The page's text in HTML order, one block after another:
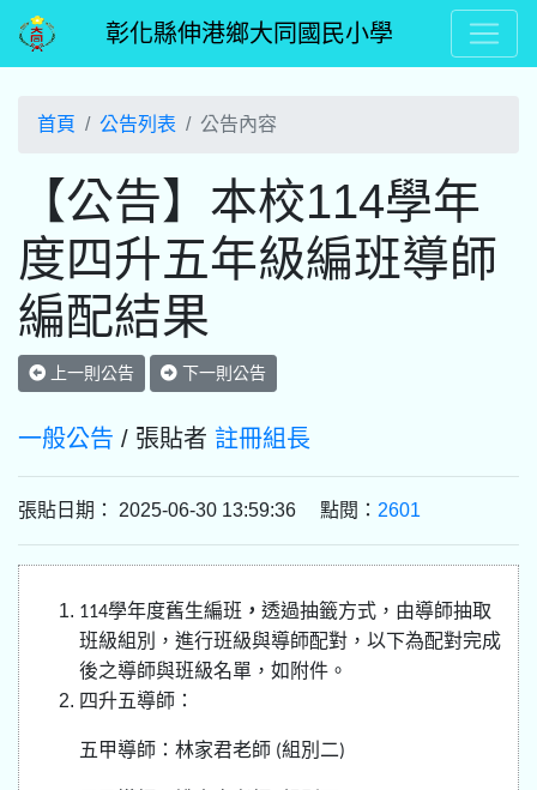
彰化縣伸港鄉大同國民小學
首頁 公告列表 公告內容
【公告】本校114學年
度四升五年級編班導師
編配結果
上一則公告 下一則公告
一般公告 / 張貼者 註冊組長
張貼日期： 2025-06-30 13:59:36 點閱： 2601
114學年度舊生編班 ， 透過抽籤方式，由導師抽取
班級組別，進行班級與導師配對，以下為配對完成
後之導師與班級名單，如附件。
四升五導師：
五甲導師：林家君老師 (組別 二)